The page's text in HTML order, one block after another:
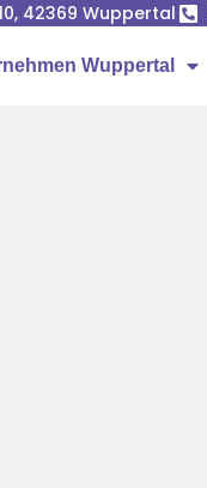
42369 Wuppertal
Wuppertal